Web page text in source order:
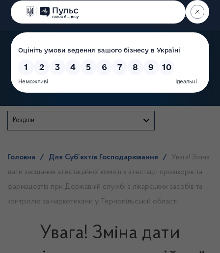
Пошук
Розділи
Головна / Для Суб’єктів Господарювання /
Увага! Зміна
дати засідання атестаційної комісії з атестації провізорів та
фармацевтів при Державній службі з лікарських засобів та
контролю за наркотиками у Тернопільській області
Увага! Зміна дати